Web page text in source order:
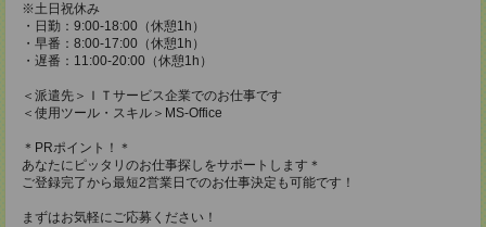
※土日祝休み
・日勤：9:00-18:00（休憩1h）
・早番：8:00-17:00（休憩1h）
・遅番：11:00-20:00（休憩1h）
＜派遣先＞ＩＴサービス企業でのお仕事です
＜使用ツール・スキル＞MS-Office
＊PRポイント！＊
あなたにピッタリのお仕事探しをサポートします＊
ご登録完了から最短2営業日でのお仕事決定も可能です！
まずはお気軽にご応募ください！